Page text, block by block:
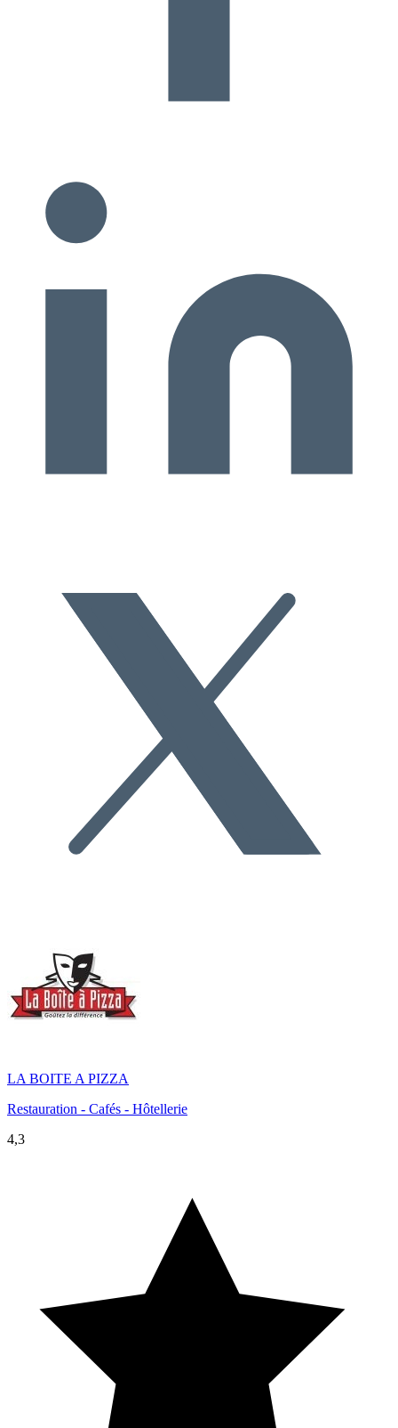
LA BOITE A PIZZA
Restauration - Cafés - Hôtellerie
4,3